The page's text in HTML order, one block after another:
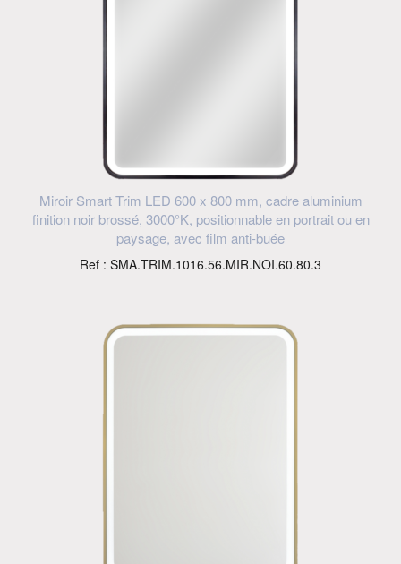
Miroir Smart Trim LED 600 x 800 mm, cadre aluminium
finition noir brossé, 3000°K, positionnable en portrait ou en
paysage, avec film anti-buée
Ref : SMA.TRIM.1016.56.MIR.NOI.60.80.3